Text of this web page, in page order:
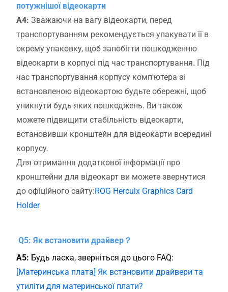
потужнішої відеокарти
A4: Зважаючи на вагу відеокарти, перед
транспортуванням рекомендується упакувати її в
окрему упаковку, щоб запобігти пошкодженню
відеокарти в корпусі під час транспортування. Під
час транспортування корпусу комп'ютера зі
встановленою відеокартою будьте обережні, щоб
уникнути будь-яких пошкоджень. Ви також
можете підвищити стабільність відеокарти,
встановивши кронштейн для відеокарти всередині
корпусу.
Для отримання додаткової інформації про
кронштейни для відеокарт ви можете звернутися
до офіційного сайту:ROG Herculx Graphics Card
Holder
Q5: Як встановити драйвер？
A5: Будь ласка, зверніться до цього FAQ:
[Материнська плата] Як встановити драйвери та
утиліти для материнської плати?